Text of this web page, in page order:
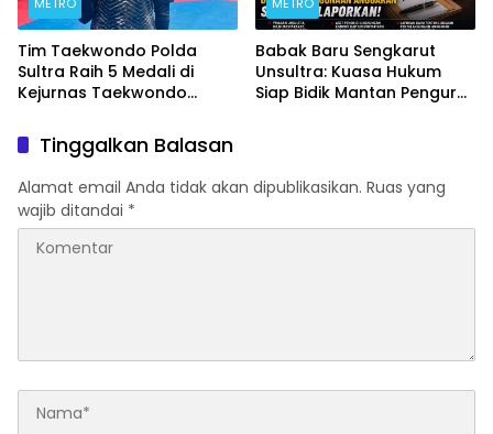
Tim Taekwondo Polda
Sultra Raih 5 Medali di
Kejurnas Taekwondo
Babak Baru Sengkarut
Unsultra: Kuasa Hukum
Siap Bidik Mantan Pengurus
Tinggalkan Balasan
Alamat email Anda tidak akan dipublikasikan. Ruas yang
wajib ditandai *